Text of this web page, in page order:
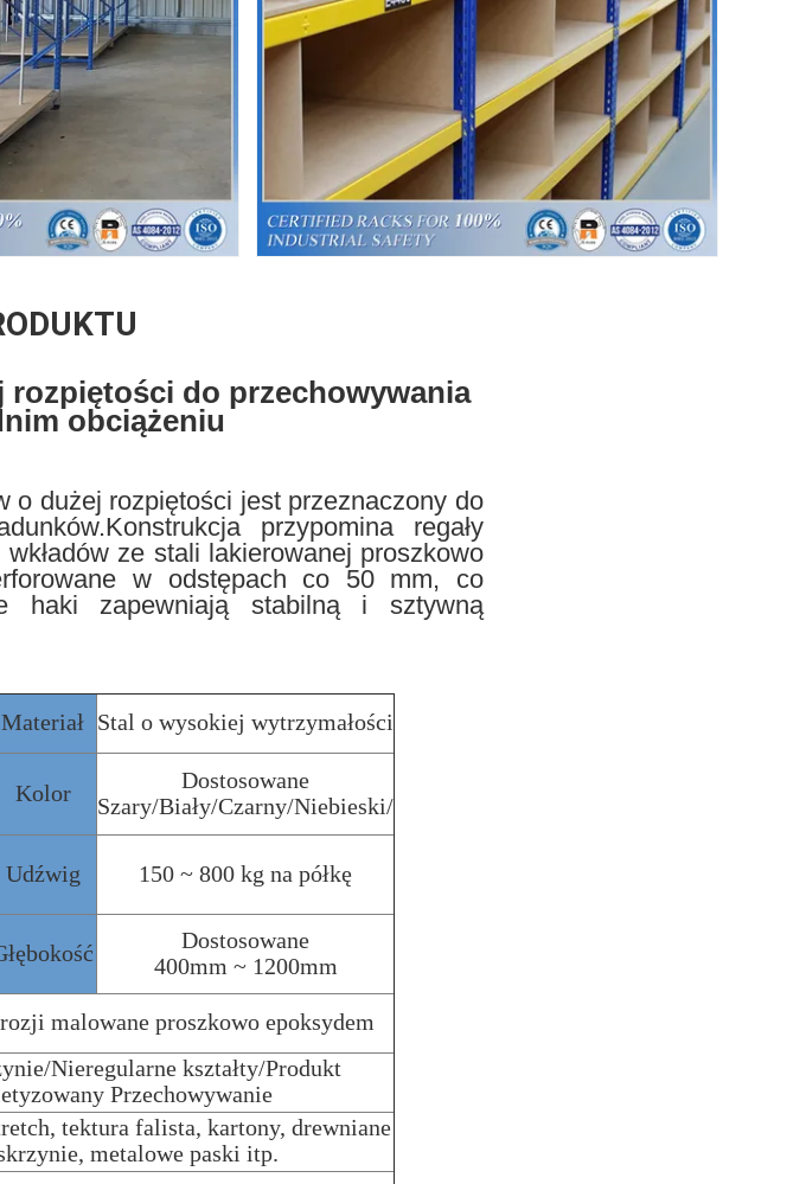
rozpiętości do przechowywania
obciążeniu
o dużej rozpiętości jest przeznaczony do
przypomina regały
ze stali lakierowanej proszkowo
w odstępach co 50 mm, co
haki zapewniają stabilną i sztywną
Materiał Stal o wysokiej wytrzymałości
Kolor
Dostosowane
Szary/Biały/Czarny/Niebieski/
Udźwig 150 ~ 800 kg na półkę
Dostosowane
400mm ~ 1200mm
malowane proszkowo epoksydem
Nieregularne kształty/Produkt
Przechowywanie
tektura falista, kartony, drewniane
metalowe paski itp.